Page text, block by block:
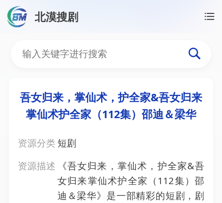
北漠搜剧
吾女归来，掌仙术，护
吾女归来，掌仙术，护全家&吾女归来
掌仙术护全家（112集）邵迪＆梁华
资源分类 短剧
资源描述
《吾女归来，掌仙术，护全家&吾
女归来掌仙术护全家（112集）邵
迪＆梁华》是一部精彩的短剧，剧